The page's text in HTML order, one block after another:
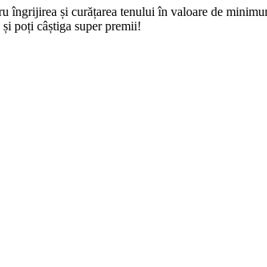
îngrijirea și curățarea tenului în valoare de
și poți câștiga super premii!